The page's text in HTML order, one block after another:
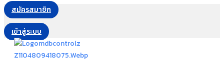
สมัครสมาชิก
เข้าสู่ระบบ